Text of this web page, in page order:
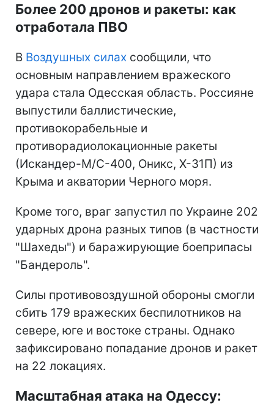
Более 200 дронов и ракеты: как
отработала ПВО
В Воздушных силах сообщили, что
основным направлением вражеского
удара стала Одесская область. Россияне
выпустили баллистические,
противокорабельные и
противорадиолокационные ракеты
(Искандер-М/С-400, Оникс, Х-31П) из
Крыма и акватории Черного моря.
Кроме того, враг запустил по Украине 202
ударных дрона разных типов (в частности
"Шахеды") и баражирующие боеприпасы
"Бандероль".
Силы противовоздушной обороны смогли
сбить 179 вражеских беспилотников на
севере, юге и востоке страны. Однако
зафиксировано попадание дронов и ракет
на 22 локациях.
Масштабная атака на Одессу: